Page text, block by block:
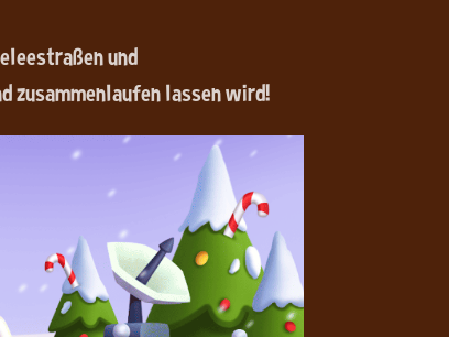
und
zusammenlaufen lassen wird!